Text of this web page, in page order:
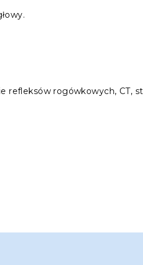
refleksów rogówkowych, CT,